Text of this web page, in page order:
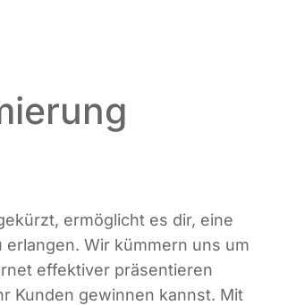
ermög­licht es dir, eine
Wir küm­mern uns um
effek­ti­ver prä­sen­tie­ren
Kun­den gewin­nen kannst. Mit